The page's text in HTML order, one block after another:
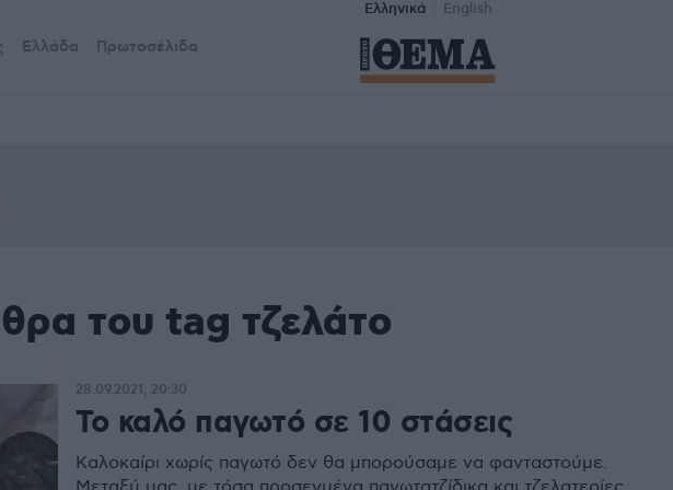
Ελληνικά English
Ελλάδα Πρωτοσέλιδα
του tag τζελάτο
Το καλό παγωτό σε 10 στάσεις
Καλοκαίρι χωρίς παγωτό δεν θα μπορούσαμε να φανταστούμε.
28.09.2021, 20:30